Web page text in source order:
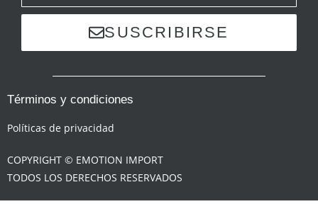
SUSCRIBIRSE
Términos y condiciones
Políticas de privacidad
COPYRIGHT © EMOTION IMPORT
TODOS LOS DERECHOS RESERVADOS